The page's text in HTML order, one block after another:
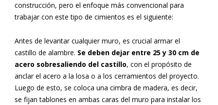
construcción, pero el enfoque más convencional para
trabajar con este tipo de cimientos es el siguiente:
Antes de levantar cualquier muro, es crucial armar el
castillo de alambre. Se deben dejar entre 25 y 30 cm de
acero sobresaliendo del castillo, con el propósito de
anclar el acero a la losa o a los cerramientos del proyecto.
Luego de esto, se coloca una cimbra de madera, es decir,
se fijan tablones en ambas caras del muro para instalar los